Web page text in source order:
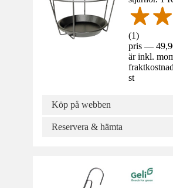
(1)
pris —
är inkl.
st
Köp på webben
Reservera & hämta